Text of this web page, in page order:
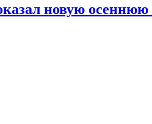
новую